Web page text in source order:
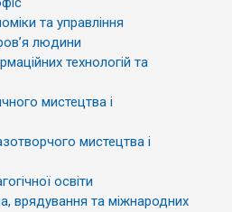
та управління
людини
технологій та
мистецтва і
мистецтва і
освіти
врядування та міжнародних